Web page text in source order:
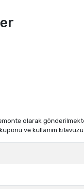
olarak
ve kullanım